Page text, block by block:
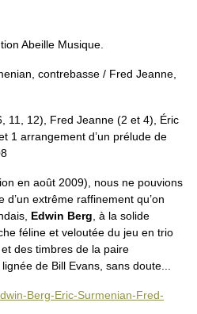
Abeille Musique.
contrebasse / Fred Jeanne,
11, 12), Fred Jeanne (2 et 4), Éric
1 arrangement d’un prélude de
en août 2009), nous ne pouvions
extrême raffinement qu’on
Edwin Berg , à la solide
féline et veloutée du jeu en trio
des timbres de la paire
lignée de Bill Evans, sans doute...
Berg-Eric-Surmenian-Fred-